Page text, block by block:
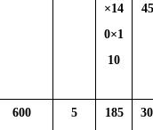
×14
0×1
10
600 5
185